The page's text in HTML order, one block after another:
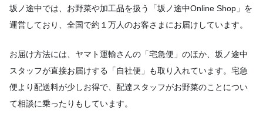
坂ノ途中では、お野菜や加工品を扱う「坂ノ途中Online Shop」を
運営しており、全国で約１万人のお客さまにお届けしています。
お届け方法には、ヤマト運輸さんの「宅急便」のほか、坂ノ途中
スタッフが直接お届けする「自社便」も取り入れています。宅急
便より配送料が少しお得で、配達スタッフがお野菜のことについ
て相談に乗ったりもしています。